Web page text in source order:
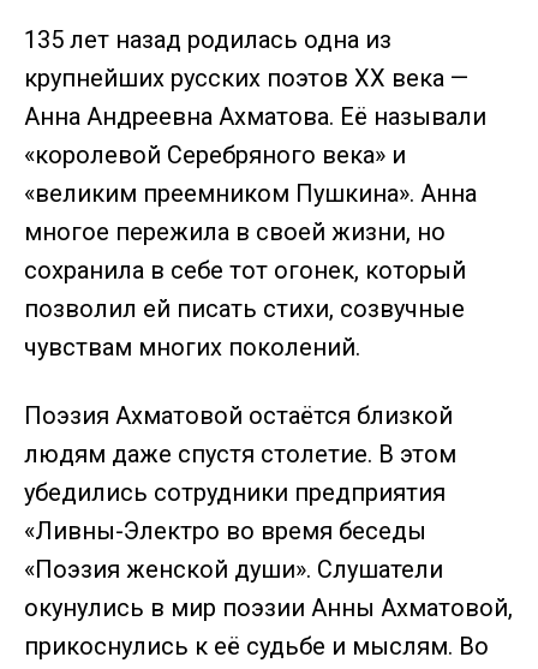
135 лет назад родилась одна из
крупнейших русских поэтов XX века —
Анна Андреевна Ахматова. Её называли
«королевой Серебряного века» и
«великим преемником Пушкина». Анна
многое пережила в своей жизни, но
сохранила в себе тот огонек, который
позволил ей писать стихи, созвучные
чувствам многих поколений.
Поэзия Ахматовой остаётся близкой
людям даже спустя столетие. В этом
убедились сотрудники предприятия
«Ливны-Электро во время беседы
«Поэзия женской души». Слушатели
окунулись в мир поэзии Анны Ахматовой,
прикоснулись к её судьбе и мыслям. Во